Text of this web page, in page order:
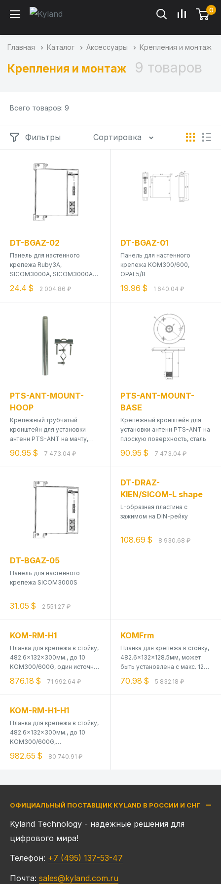
0
Главная Каталог Аксессуары Крепления и монтаж
Крепления и монтаж 9 товаров
Всего товаров: 9
Фильтры Сортировка
DT-BGAZ-02
Панель для настенного
крепежа Ruby3A,
SICOM3000A, SICOM3000A-
LITE, SICOM3000L, Opal10/20
24.4 $ 2 004.86 ₽
DT-BGAZ-01
Панель для настенного
крепежа KOM300/600,
OPAL5/8
19.96 $ 1 640.04 ₽
PTS-ANT-MOUNT-
HOOP
Крепежный трубчатый
кронштейн для установки
антенн PTS-ANT на мачту,
сталь
90.95 $ 7 473.04 ₽
PTS-ANT-MOUNT-
BASE
Крепежный кронштейн для
установки антенн PTS-ANT на
плоскую поверхность, сталь
90.95 $ 7 473.04 ₽
DT-BGAZ-05
Панель для настенного
крепежа SICOM3000S
31.05 $ 2 551.27 ₽
DT-DRAZ-
KIEN/SICOM-L shape
L-образная пластина с
зажимом на DIN-рейку
108.69 $ 8 930.68 ₽
KOM-RM-H1
Планка для крепежа в стойку,
482.6x132x300мм., до 10
KOM300/600G, один источник
питания 100-240VAC/220VDC
(85-264VAC/120-300VDC)
876.18 $ 71 992.64 ₽
KOMFrm
Планка для крепежа в стойку,
482.6x132x128.5мм, может
быть установлена с макс. 12
KOM300F или KOM200
70.98 $ 5 832.18 ₽
KOM-RM-H1-H1
Планка для крепежа в стойку,
482.6x132x300мм., до 10
KOM300/600G,
дублированный источник
питания 100-240VAC/220VDC
982.65 $ 80 740.91 ₽
ОФИЦИАЛЬНЫЙ ПОСТАВЩИК KYLAND В РОССИИ И СНГ
Kyland Technology - надежные решения для
цифрового мира!
Телефон: +7 (495) 137-53-47
Почта: sales@kyland.com.ru